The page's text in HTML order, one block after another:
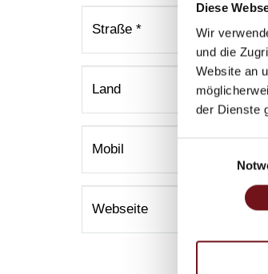
Diese
Wir
und die
Website an
der Dienste